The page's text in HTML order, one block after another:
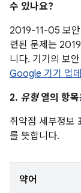
수 있나요?
2019-11-05 보안
련된 문제는
니다. 기기의 보
Google 기기 업
2. 유형열의 항목
취약점 세부정보
를 뜻합니다.
약어